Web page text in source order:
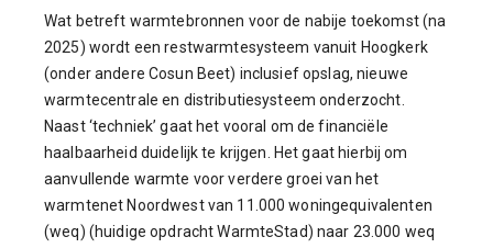
Wat betreft warmtebronnen voor de nabije toekomst (na
2025) wordt een restwarmtesysteem vanuit Hoogkerk
(onder andere Cosun Beet) inclusief opslag, nieuwe
warmtecentrale en distributiesysteem onderzocht.
Naast ‘techniek’ gaat het vooral om de financiële
haalbaarheid duidelijk te krijgen. Het gaat hierbij om
aanvullende warmte voor verdere groei van het
warmtenet Noordwest van 11.000 woningequivalenten
(weq) (huidige opdracht WarmteStad) naar 23.000 weq